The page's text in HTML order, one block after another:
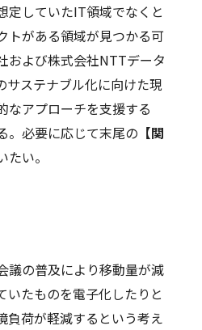
定していたIT領域でなくと
トがある領域が見つかる可
および株式会社NTTデータ
サステナブル化に向けた現
なアプローチを支援する
。必要に応じて末尾の 【関
たい。
議の普及により移動量が減
いたものを電子化したりと
負荷が軽減するという考え